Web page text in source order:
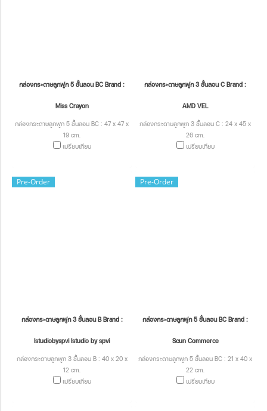
กล่องกระดาษลูกฟูก 5 ชั้นลอน BC Brand :
Miss Crayon
กล่องกระดาษลูกฟูก 5 ชั้นลอน BC : 47 x 47 x
19 cm.
เปรียบเทียบ
กล่องกระดาษลูกฟูก 3 ชั้นลอน C Brand :
AMD VEL
กล่องกระดาษลูกฟูก 3 ชั้นลอน C : 24 x 45 x
26 cm.
เปรียบเทียบ
Pre-Order
กล่องกระดาษลูกฟูก 3 ชั้นลอน B Brand :
Istudiobyspvi Istudio by spvi
กล่องกระดาษลูกฟูก 3 ชั้นลอน B : 40 x 20 x
12 cm.
เปรียบเทียบ
Pre-Order
กล่องกระดาษลูกฟูก 5 ชั้นลอน BC Brand :
Scun Commerce
กล่องกระดาษลูกฟูก 5 ชั้นลอน BC : 21 x 40 x
22 cm.
เปรียบเทียบ